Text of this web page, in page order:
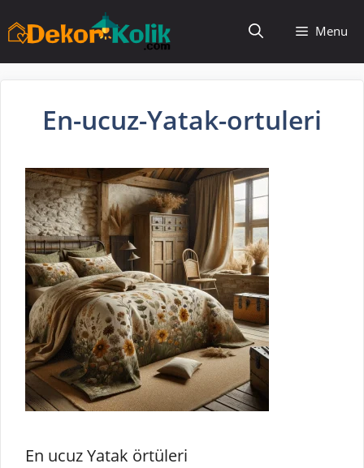
atla
Menu
En-ucuz-Yatak-ortuleri
En ucuz Yatak örtüleri